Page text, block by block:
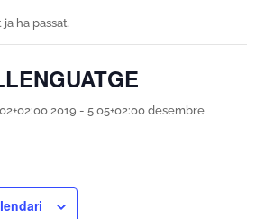
ha passat.
2019 - 5 05+02:00 desembre